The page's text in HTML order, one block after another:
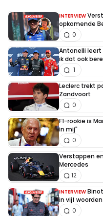
INTERVIEW
opkomende
0
Antonelli leert
ik dat ook
1
Leclerc trekt
Zandvoort
0
F1-rookie is
in mij"
0
Verstappen
Mercedes
12
INTERVIEW
in vijf woorden
0